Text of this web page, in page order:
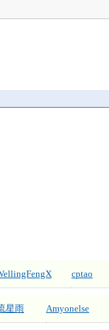
cptao
星雨 Amyonelse